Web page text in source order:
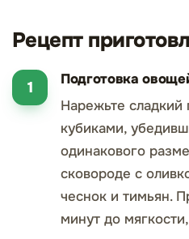
Рецепт
Подготовка
Нарежьте сладкий
кубиками,
одинакового
сковороде с
чеснок и тимьян.
минут до